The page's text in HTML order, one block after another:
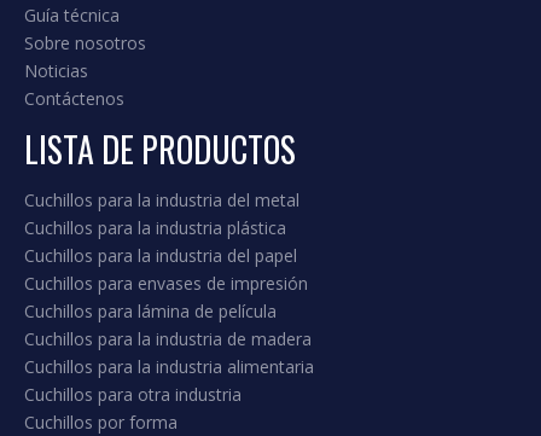
3. FORMULARIO ESPECIAL PRENSA
PRENSA HERMANA DE FRENO. (Se
puede personalizar de acuerdo con el
dibujo o la pieza de trabajo)